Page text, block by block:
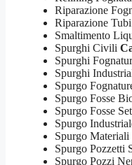
Riparazione
Riparazione
Smaltimento
Spurghi Civili
Spurghi
Spurghi
Spurgo
Spurgo Fosse
Spurgo Fosse
Spurgo
Spurgo Materiali
Spurgo Pozzetti
Spurgo Pozzi